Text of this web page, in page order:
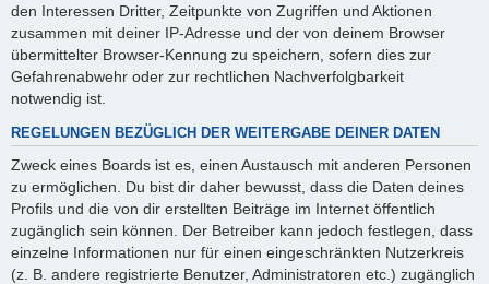
den Interessen Dritter, Zeitpunkte von Zugriffen und Aktionen
zusammen mit deiner IP-Adresse und der von deinem Browser
übermittelter Browser-Kennung zu speichern, sofern dies zur
Gefahrenabwehr oder zur rechtlichen Nachverfolgbarkeit
notwendig ist.
REGELUNGEN BEZÜGLICH DER WEITERGABE DEINER DATEN
Zweck eines Boards ist es, einen Austausch mit anderen Personen
zu ermöglichen. Du bist dir daher bewusst, dass die Daten deines
Profils und die von dir erstellten Beiträge im Internet öffentlich
zugänglich sein können. Der Betreiber kann jedoch festlegen, dass
einzelne Informationen nur für einen eingeschränkten Nutzerkreis
(z. B. andere registrierte Benutzer, Administratoren etc.) zugänglich